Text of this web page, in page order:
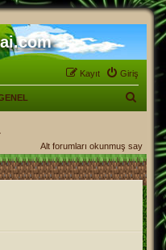
Giriş
Kayıt
Alt forumları okunmuş say